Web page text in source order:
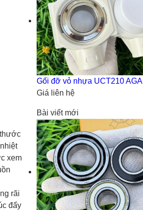
xem
rãi
đẩy
Gối đỡ vỏ nhựa UCT210 AGA
Giá liên hệ
Bài viết mới